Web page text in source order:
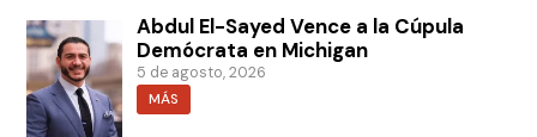
Abdul El-Sayed Vence a la Cúpula
Demócrata en Michigan
5 de agosto, 2026
MÁS